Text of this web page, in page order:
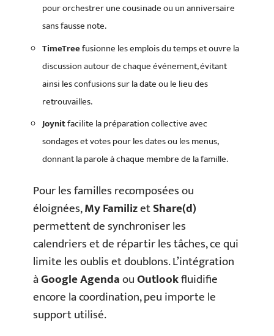
pour orchestrer une cousinade ou un anniversaire
sans fausse note.
TimeTreefusionne les emplois du temps et ouvre la
discussion autour de chaque événement, évitant
ainsi les confusions sur la date ou le lieu des
retrouvailles.
Joynitfacilite la préparation collective avec
sondages et votes pour les dates ou les menus,
donnant la parole à chaque membre de la famille.
Pour les familles recomposées ou
éloignées,My FamilizetShare(d)
permettent de synchroniser les
calendriers et de répartir les tâches, ce qui
limite les oublis et doublons. L’intégration
àGoogle AgendaouOutlookfluidifie
encore la coordination, peu importe le
support utilisé.